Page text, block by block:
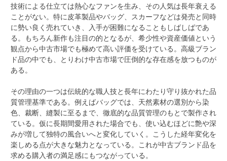
技術による仕立ては熱心なファンを生み、その人気は長年衰える
ことがない。特に皮革製品やバッグ、スカーフなどは発売と同時
に勢い良く売れていき、入手が困難になることもしばしばであ
る。もちろん新作も注目の的となるが、希少性や資産価値という
観点から中古市場でも極めて高い評価を受けている。高級ブラン
ド品の中でも、とりわけ中古市場で圧倒的な存在感を放つものが
ある。
その理由の一つは伝統的な職人技と長年にわたり守り抜かれた品
質管理基準である。例えばバッグでは、天然素材の選別から染
色、裁断、縫製に至るまで、徹底的な品質管理のもとで製作され
ている。仮に長期間愛用された場合でも、使い込むほどに艶や深
みが増して独特の風合いへと変化していく。こうした経年変化を
楽しめる点が大きな魅力となっている。これが中古ブランド品を
求める購入者の満足感にもつながっている。